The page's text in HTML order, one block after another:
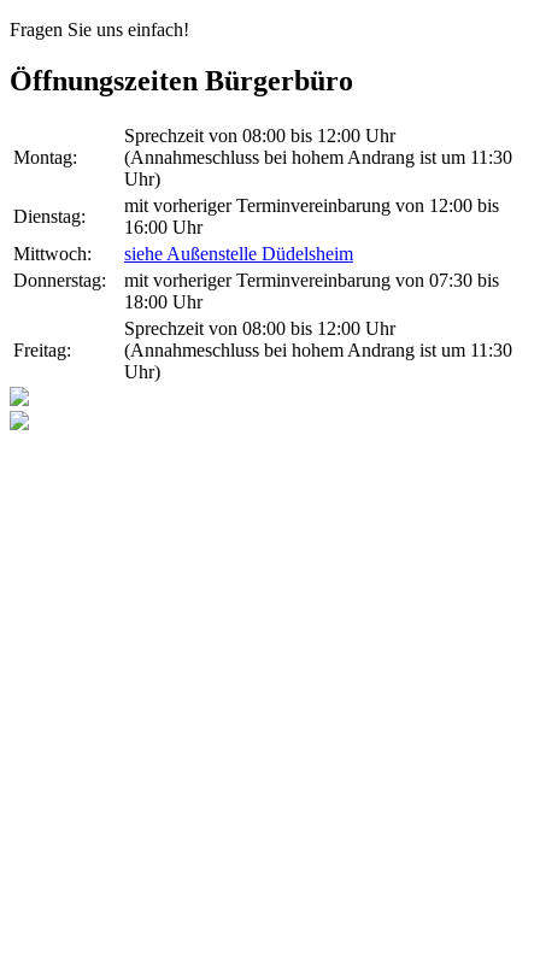
Fragen Sie uns einfach!
Öffnungszeiten Bürgerbüro
Montag:
Sprechzeit von 08:00 bis 12:00 Uhr
(Annahmeschluss bei hohem Andrang ist um 11:30
Uhr)
Dienstag:
mit vorheriger Terminvereinbarung von 12:00 bis
16:00 Uhr
Mittwoch:
siehe Außenstelle Düdelsheim
Donnerstag:
mit vorheriger Terminvereinbarung von 07:30 bis
18:00 Uhr
Freitag:
Sprechzeit von 08:00 bis 12:00 Uhr
(Annahmeschluss bei hohem Andrang ist um 11:30
Uhr)